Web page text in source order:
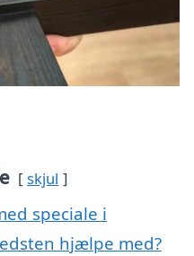
skjul
speciale i
hjælpe med?